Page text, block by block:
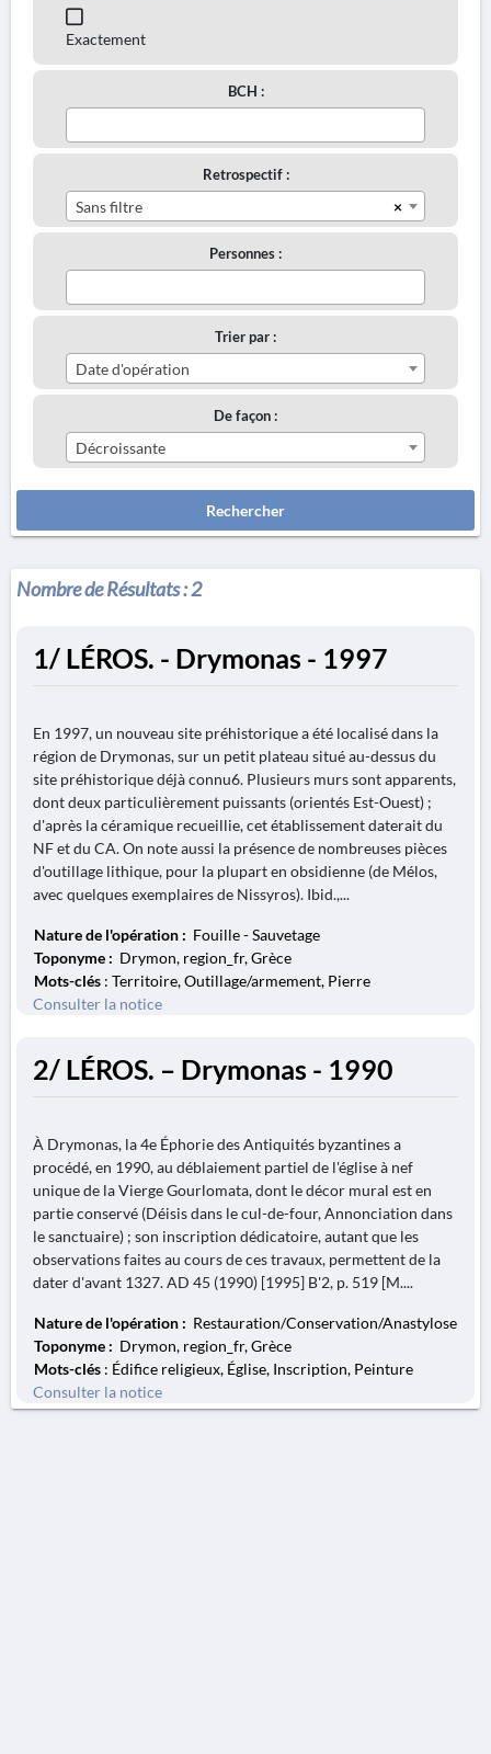
Exactement
BCH :
Retrospectif :
×
Sans filtre
Personnes :
Trier par :
Date d'opération
De façon :
Décroissante
Rechercher
Nombre de Résultats :2
1/ LÉROS. - Drymonas - 1997
En 1997, un nouveau site préhistorique a été localisé dans la
région de Drymonas, sur un petit plateau situé au-dessus du
site préhistorique déjà connu6. Plusieurs murs sont apparents,
dont deux particulièrement puissants (orientés Est-Ouest) ;
d'après la céramique recueillie, cet établissement daterait du
NF et du CA. On note aussi la présence de nombreuses pièces
d'outillage lithique, pour la plupart en obsidienne (de Mélos,
avec quelques exemplaires de Nissyros). Ibid.,...
Nature de l'opération : Fouille - Sauvetage
Toponyme : Drymon, region_fr, Grèce
Mots-clés : Territoire, Outillage/armement, Pierre
Consulter la notice
2/ LÉROS. – Drymonas - 1990
À Drymonas, la 4e Éphorie des Antiquités byzantines a
procédé, en 1990, au déblaiement partiel de l'église à nef
unique de la Vierge Gourlomata, dont le décor mural est en
partie conservé (Déisis dans le cul-de-four, Annonciation dans
le sanctuaire) ; son inscription dédicatoire, autant que les
observations faites au cours de ces travaux, permettent de la
dater d'avant 1327. AD 45 (1990) [1995] B'2, p. 519 [M....
Nature de l'opération : Restauration/Conservation/Anastylose
Toponyme : Drymon, region_fr, Grèce
Mots-clés : Édifice religieux, Église, Inscription, Peinture
Consulter la notice